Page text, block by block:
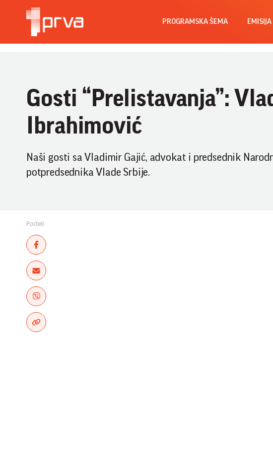
PROGRAMSKA ŠEMA EMISIJA
Gosti “Prelistavanja”:
Ibrahimović
Naši gosti sa Vladimir Gajić, advokat i predsednik
potpredsednika Vlade Srbije.
Podeli: